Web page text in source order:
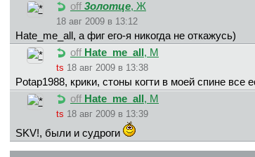
off 3oлoтцe, Ж
18 авг 2009 в 13:12
Hate_me_all, а фиг его-я никогда не откажусь)
off Hate_me_all , М
ts 18 авг 2009 в 13:38
Potap1988, крики, стоны когти в моей спине все
off Hate_me_all , М
ts 18 авг 2009 в 13:39
SKV!, были и судроги